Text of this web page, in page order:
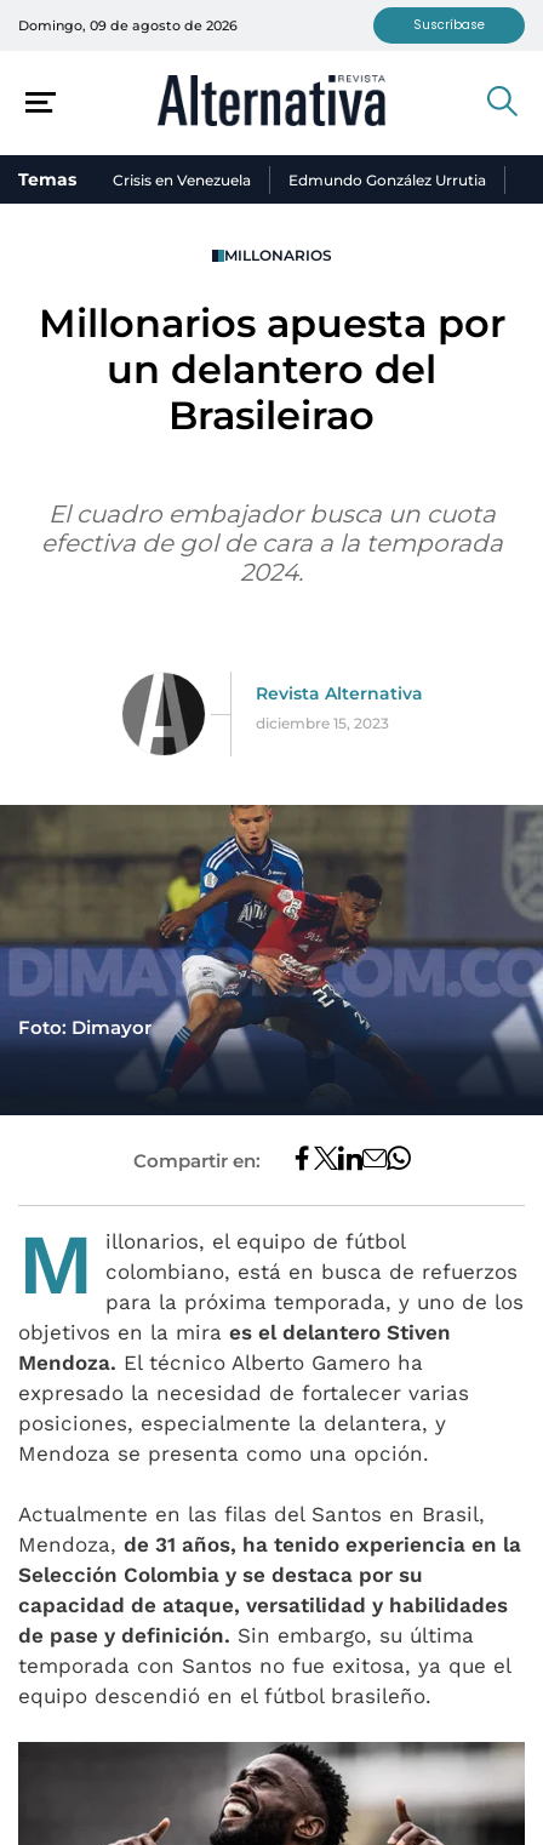
Domingo, 09 de agosto de 2026 Suscríbase
Temas Crisis en Venezuela Edmundo González Urrutia
MILLONARIOS
Millonarios apuesta por
un delantero del
Brasileirao
El cuadro embajador busca un cuota
efectiva de gol de cara a la temporada
2024.
Revista Alternativa
diciembre 15, 2023
Foto: Dimayor
Compartir en:
M
illonarios, el equipo de fútbol
colombiano, está en busca de refuerzos
para la próxima temporada, y uno de los
objetivos en la mira es el delantero Stiven
Mendoza. El técnico Alberto Gamero ha
expresado la necesidad de fortalecer varias
posiciones, especialmente la delantera, y
Mendoza se presenta como una opción.
Actualmente en las filas del Santos en Brasil,
Mendoza, de 31 años, ha tenido experiencia en la
Selección Colombia y se destaca por su
capacidad de ataque, versatilidad y habilidades
de pase y definición. Sin embargo, su última
temporada con Santos no fue exitosa, ya que el
equipo descendió en el fútbol brasileño.